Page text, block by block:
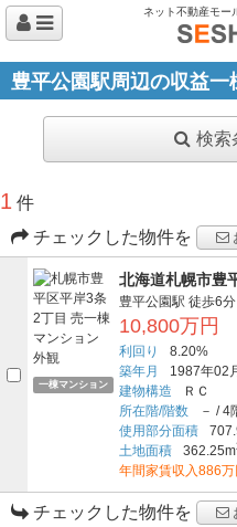
ネット不動産モー
豊平公園駅周辺の収益一
検索
1 件
チェックした物件を
一棟マンション
北海道札幌市豊
豊平公園駅 徒歩6分
10,800万円
利回り
8.20%
築年月
1987年02
建物構造
ＲＣ
所在階/階数
－ /4
使用部分面積
土地面積 362.25m
年間家賃収入886
チェックした物件を